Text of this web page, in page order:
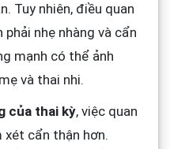
Tuy nhiên, điều quan
nhẹ nhàng và cẩn
mạnh có thể ảnh
và thai nhi.
của thai kỳ, việc quan
cẩn thận hơn.